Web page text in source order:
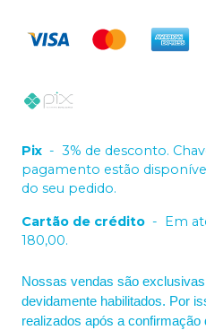
Pix - 3% de desconto.
pagamento estão
do seu pedido.
Cartão de crédito - Em
180,00.
Nossas vendas são
devidamente habilitados. Por
realizados após a